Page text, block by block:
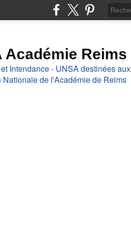
Académie Reims
Intendance - UNSA destinées aux
de l'Académie de Reims